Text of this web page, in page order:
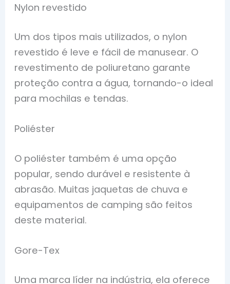
Nylon revestido
Um dos tipos mais utilizados, o nylon
revestido é leve e fácil de manusear. O
revestimento de poliuretano garante
proteção contra a água, tornando-o ideal
para mochilas e tendas.
Poliéster
O poliéster também é uma opção
popular, sendo durável e resistente à
abrasão. Muitas jaquetas de chuva e
equipamentos de camping são feitos
deste material.
Gore-Tex
Uma marca líder na indústria, ela oferece